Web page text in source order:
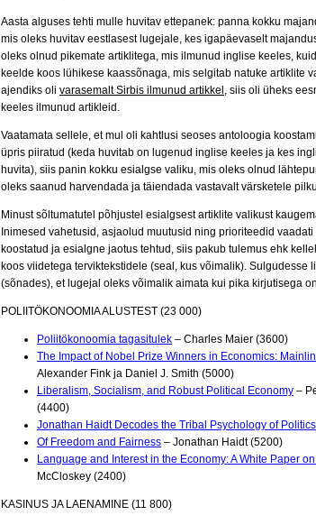
Aasta alguses tehti mulle huvitav ettepanek: panna kokku
mis oleks huvitav eestlasest lugejale, kes igapäevaselt
oleks olnud pikemate artiklitega, mis ilmunud inglise keeles,
keelde koos lühikese kaassõnaga, mis selgitab natuke artiklite
ajendiks oli varasemalt Sirbis ilmunud artikkel , siis oli üheks
keeles ilmunud artikleid.
Vaatamata sellele, et mul oli kahtlusi seoses antoloogia
üpris piiratud (keda huvitab on lugenud inglise keeles ja kes
huvita), siis panin kokku esialgse valiku, mis oleks olnud
oleks saanud harvendada ja täiendada vastavalt värsketele
Minust sõltumatutel põhjustel esialgsest artiklite valikust
Inimesed vahetusid, asjaolud muutusid ning prioriteedid
koostatud ja esialgne jaotus tehtud, siis pakub tulemus ehk
koos viidetega terviktekstidele (seal, kus võimalik). Sulgudesse
(sõnades), et lugejal oleks võimalik aimata kui pika kirjutisega
POLIITÖKONOOMIA ALUSTEST (23 000)
Poliitökonoomia tagasitulek – Charles Maier (3600)
The Impact of Nobel Prize Winners in Economics:
Alexander Fink ja Daniel J. Smith (5000)
Liberalism, Socialism, and Robust Political Economy –
(4400)
Jonathan Haidt Decodes the Tribal Psychology of Politics
Of Freedom and Fairness – Jonathan Haidt (5200)
Language and Interest in the Economy: A White Paper
McCloskey (2400)
KASINUS JA LAENAMINE (11 800)